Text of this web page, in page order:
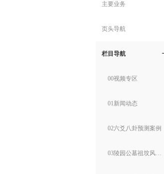
主要业务
页头导航
栏目导航
00视频专区
01新闻动态
02六爻八卦预测案例
03陵园公墓祖坟风水案例